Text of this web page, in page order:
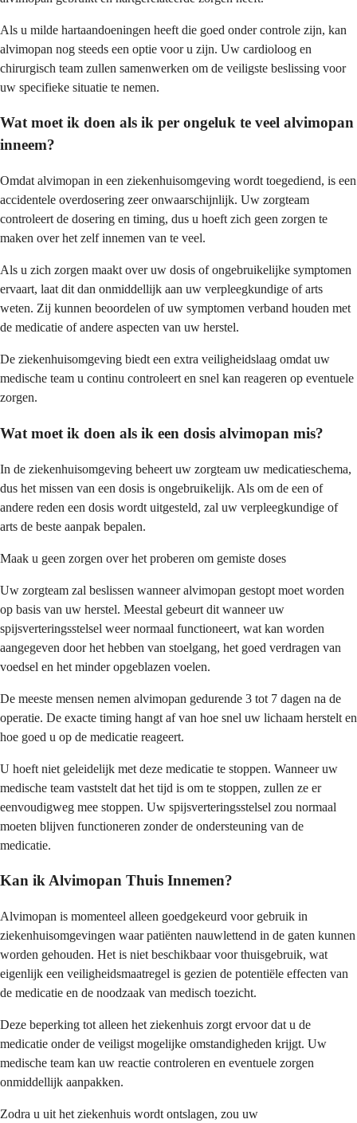
Als u milde hartaandoeningen heeft die goed onder controle zijn, kan
alvimopan nog steeds een optie voor u zijn. Uw cardioloog en
chirurgisch team zullen samenwerken om de veiligste beslissing voor
uw specifieke situatie te nemen.
Wat moet ik doen als ik per ongeluk te veel alvimopan
inneem?
Omdat alvimopan in een ziekenhuisomgeving wordt toegediend, is een
accidentele overdosering zeer onwaarschijnlijk. Uw zorgteam
controleert de dosering en timing, dus u hoeft zich geen zorgen te
maken over het zelf innemen van te veel.
Als u zich zorgen maakt over uw dosis of ongebruikelijke symptomen
ervaart, laat dit dan onmiddellijk aan uw verpleegkundige of arts
weten. Zij kunnen beoordelen of uw symptomen verband houden met
de medicatie of andere aspecten van uw herstel.
De ziekenhuisomgeving biedt een extra veiligheidslaag omdat uw
medische team u continu controleert en snel kan reageren op eventuele
zorgen.
Wat moet ik doen als ik een dosis alvimopan mis?
In de ziekenhuisomgeving beheert uw zorgteam uw medicatieschema,
dus het missen van een dosis is ongebruikelijk. Als om de een of
andere reden een dosis wordt uitgesteld, zal uw verpleegkundige of
arts de beste aanpak bepalen.
Maak u geen zorgen over het proberen om gemiste doses
Uw zorgteam zal beslissen wanneer alvimopan gestopt moet worden
op basis van uw herstel. Meestal gebeurt dit wanneer uw
spijsverteringsstelsel weer normaal functioneert, wat kan worden
aangegeven door het hebben van stoelgang, het goed verdragen van
voedsel en het minder opgeblazen voelen.
De meeste mensen nemen alvimopan gedurende 3 tot 7 dagen na de
operatie. De exacte timing hangt af van hoe snel uw lichaam herstelt en
hoe goed u op de medicatie reageert.
U hoeft niet geleidelijk met deze medicatie te stoppen. Wanneer uw
medische team vaststelt dat het tijd is om te stoppen, zullen ze er
eenvoudigweg mee stoppen. Uw spijsverteringsstelsel zou normaal
moeten blijven functioneren zonder de ondersteuning van de
medicatie.
Kan ik Alvimopan Thuis Innemen?
Alvimopan is momenteel alleen goedgekeurd voor gebruik in
ziekenhuisomgevingen waar patiënten nauwlettend in de gaten kunnen
worden gehouden. Het is niet beschikbaar voor thuisgebruik, wat
eigenlijk een veiligheidsmaatregel is gezien de potentiële effecten van
de medicatie en de noodzaak van medisch toezicht.
Deze beperking tot alleen het ziekenhuis zorgt ervoor dat u de
medicatie onder de veiligst mogelijke omstandigheden krijgt. Uw
medische team kan uw reactie controleren en eventuele zorgen
onmiddellijk aanpakken.
Zodra u uit het ziekenhuis wordt ontslagen, zou uw